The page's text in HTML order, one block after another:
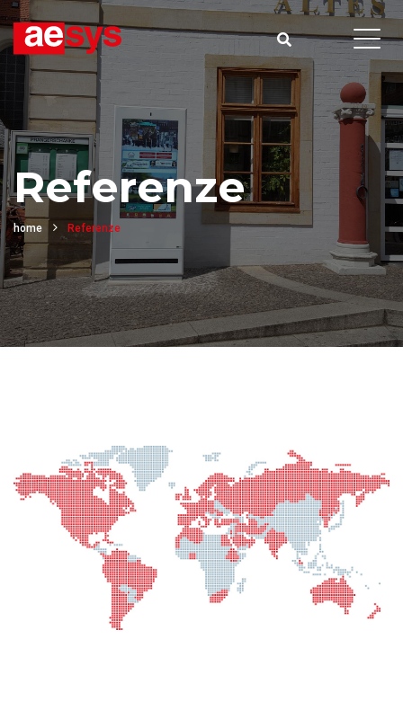
Referenze
home Referenze